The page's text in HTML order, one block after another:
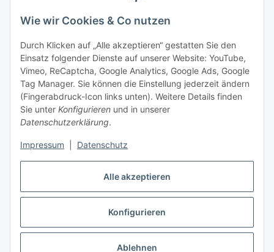
Alle akzeptieren
Konfigurieren
Ablehnen
Wie wir Cookies & Co nutzen
Durch Klicken auf „Alle akzeptieren“ gestatten Sie den
Einsatz folgender Dienste auf unserer Website: YouTube,
Vimeo, ReCaptcha, Google Analytics, Google Ads, Google
Tag Manager. Sie können die Einstellung jederzeit ändern
(Fingerabdruck-Icon links unten). Weitere Details finden
Sie unter Konfigurieren und in unserer
Datenschutzerklärung.
Impressum Datenschutz
Versand
Vertrag widerrufen